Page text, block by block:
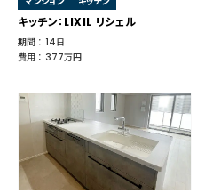
キッチン：LIXIL リシェル
期間 ： 14日
費用 ： 377万円